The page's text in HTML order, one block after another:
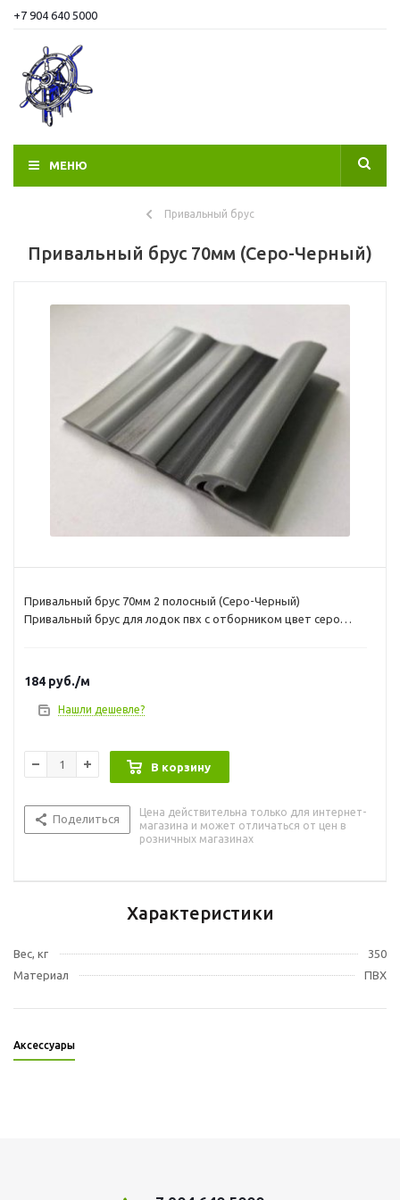
+7 904 640 5000
МЕНЮ
Привальный брус
Привальный брус 70мм (Серо-Черный)
Привальный брус 70мм 2 полосный (Серо-Черный)
Привальный брус для лодок пвх с отборником цвет серо
184 руб./м
Нашли дешевле?
В корзину
Поделиться
Цена действительна только для интернет-
магазина и может отличаться от цен в
розничных магазинах
Характеристики
Вес, кг
350
Материал
ПВХ
Аксессуары